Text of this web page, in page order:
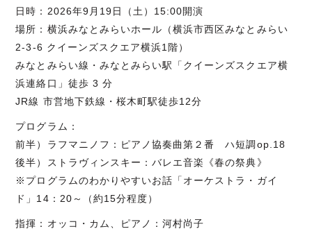
日時：2026年9月19日（土）15:00開演
場所：横浜みなとみらいホール（横浜市西区みなとみらい
2-3-6 クイーンズスクエア横浜1階）
みなとみらい線・みなとみらい駅「クイーンズスクエア横
浜連絡口」徒歩 3 分
JR線 市営地下鉄線・桜木町駅徒歩12分
プログラム：
前半）ラフマニノフ：ピアノ協奏曲第２番 ハ短調op.18
後半）ストラヴィンスキー：バレエ音楽《春の祭典》
※プログラムのわかりやすいお話「オーケストラ・ガイ
ド」14：20～（約15分程度）
指揮：オッコ・カム、ピアノ：河村尚子